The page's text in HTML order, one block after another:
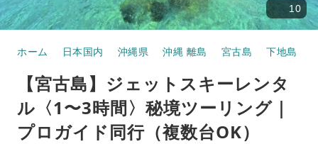
10
ホーム 日本国内 沖縄県 沖縄 離島 宮古島 下地島
【宮古島】ジェットスキーレンタ
ル〈1〜3時間〉秘境ツーリング｜
プロガイド同行（複数台OK）